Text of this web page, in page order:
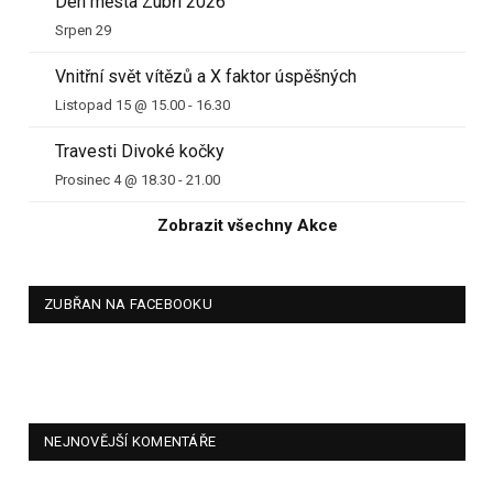
Srpen 29
Vnitřní svět vítězů a X faktor úspěšných
Listopad 15 @ 15.00 - 16.30
Travesti Divoké kočky
Prosinec 4 @ 18.30 - 21.00
Zobrazit všechny Akce
ZUBŘAN NA FACEBOOKU
NEJNOVĚJŠÍ KOMENTÁŘE